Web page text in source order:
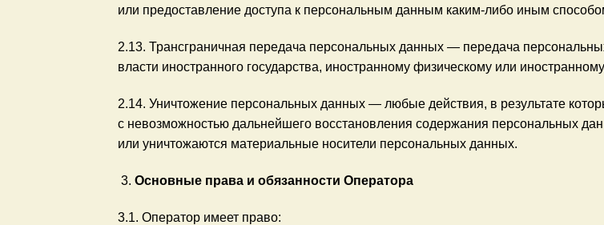
или предоставление доступа к персональным данным каким-либо иным
2.13. Трансграничная передача персональных данных — передача
власти иностранного государства, иностранному физическому или
2.14. Уничтожение персональных данных — любые действия, в результате
с невозможностью дальнейшего восстановления содержания персональных
или уничтожаются материальные носители персональных данных.
Основные права и обязанности Оператора
3.1. Оператор имеет право: